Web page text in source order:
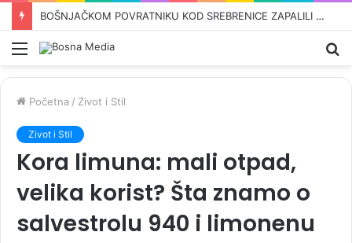
OVO SU KANDIDATI SNSD-a ZA PARLAMENT BiH: Pored Vulićke i Amidžića tu su i…
Meni
Početna / Zivot i Stil
Zivot i Stil
Kora limuna: mali otpad,
velika korist? Šta znamo o
salvestrolu 940 i limonenu